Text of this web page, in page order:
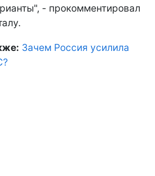
- прокомментировал
Зачем Россия усилила